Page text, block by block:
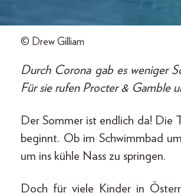
© Drew Gilliam
Durch Corona gab es weniger
Für sie rufen Procter & Gamble
Der Sommer ist endlich da! Die
beginnt. Ob im Schwimmbad
um ins kühle Nass zu springen.
Doch für viele Kinder in